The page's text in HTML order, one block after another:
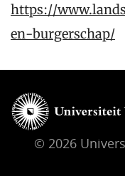
https://
en-burgerschap/
© 2026